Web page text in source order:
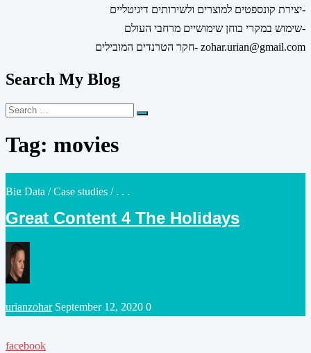
יצירת קונספטים למוצרים ולשירותים דיגיטליים-
שימוש במקרי בוחן שימושיים מרחבי העולם-
חקר הטרנדים המובילים- zohar.urian@gmail.com
Search My Blog
Search
for:
Search
Tag: movies
Posted
Big Data /Case studies / . . .
Great Content 4 The Holidays
Posted
urianzohar September 12, 2020 0
facebook